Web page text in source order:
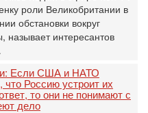
роли Великобритании в
обстановки вокруг
называет интересантов
Если США и НАТО
что Россию устроит их
то они не понимают с
дело